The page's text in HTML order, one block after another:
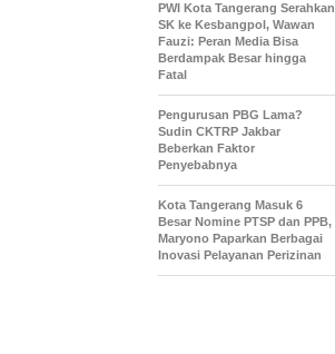
PWI Kota Tangerang Serahkan
SK ke Kesbangpol, Wawan
Fauzi: Peran Media Bisa
Berdampak Besar hingga
Fatal
Pengurusan PBG Lama?
Sudin CKTRP Jakbar
Beberkan Faktor
Penyebabnya
Kota Tangerang Masuk 6
Besar Nomine PTSP dan PPB,
Maryono Paparkan Berbagai
Inovasi Pelayanan Perizinan